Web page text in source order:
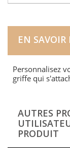
EN SAVOIR
Personnalisez
griffe qui
AUTRES
PRODUIT